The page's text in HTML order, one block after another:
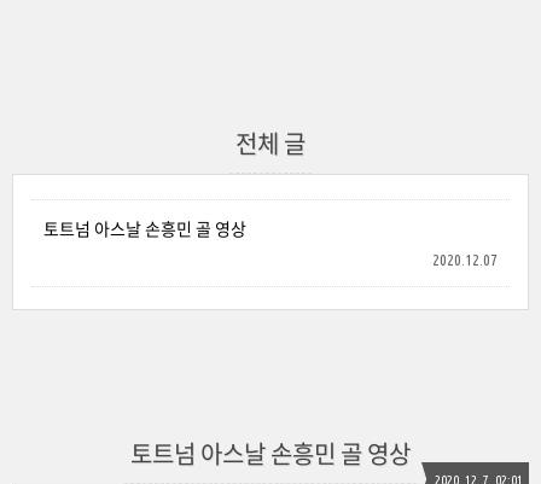
전체 글
토트넘 아스날 손흥민 골 영상
2020.12.07
토트넘 아스날 손흥민 골 영상
2020. 12. 7. 02:01